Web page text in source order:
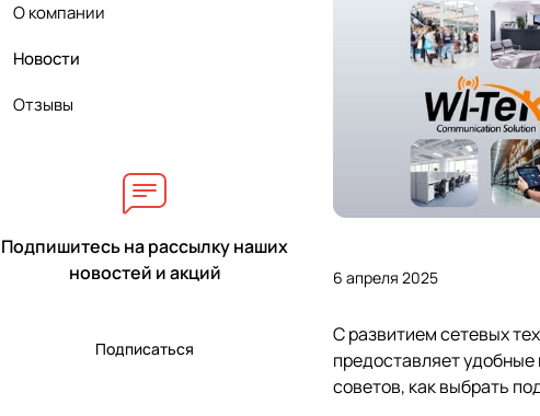
6 апреля 2025
С развитием сетевых
предоставляет
советов, как выбрать
О компании
Новости
Отзывы
Подпишитесь на рассылку наших
новостей и акций
Подписаться